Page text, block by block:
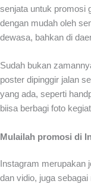
senjata untuk promosi
dengan mudah oleh
dewasa, bahkan di
Sudah bukan
poster dipinggir jalan
yang ada, seperti
biisa berbagi foto
Mulailah promosi di
Instagram merupakan
dan vidio, juga